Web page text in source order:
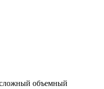
объемный